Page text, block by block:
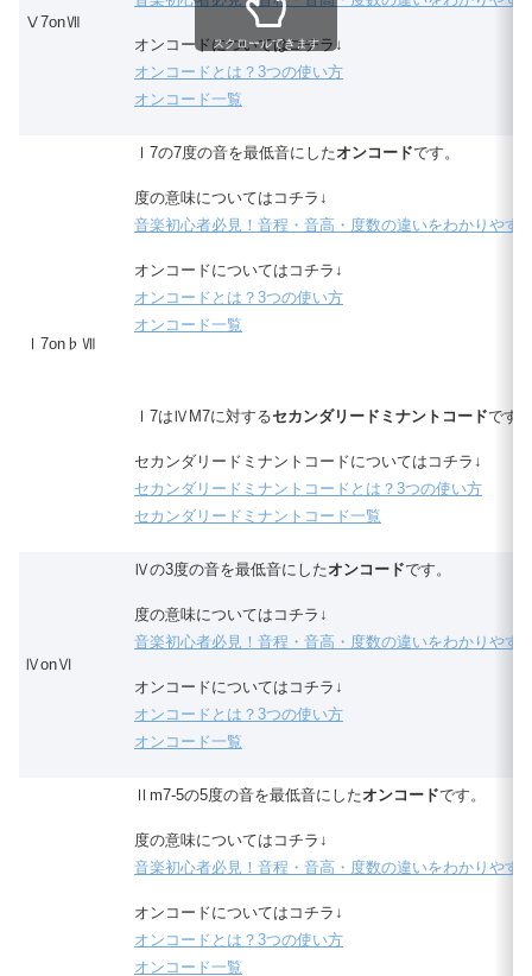
Ⅴ7onⅦ
オンコードについてはコチラ↓
オンコードとは？3つの使い方
オンコード一覧
Ⅰ7on♭Ⅶ
Ⅰ7の7度の音を最低音にしたオンコードです。
度の意味についてはコチラ↓
音楽初心者必見！音程・音高・度数の違いをわかりやす
オンコードについてはコチラ↓
オンコードとは？3つの使い方
オンコード一覧
Ⅰ7はⅣM7に対するセカンダリードミナントコードです
セカンダリードミナントコードについてはコチラ↓
セカンダリードミナントコードとは？3つの使い方
セカンダリードミナントコード一覧
ⅣonⅥ
Ⅳの3度の音を最低音にしたオンコードです。
度の意味についてはコチラ↓
音楽初心者必見！音程・音高・度数の違いをわかりやす
オンコードについてはコチラ↓
オンコードとは？3つの使い方
オンコード一覧
Ⅱm7-5の5度の音を最低音にしたオンコードです。
度の意味についてはコチラ↓
音楽初心者必見！音程・音高・度数の違いをわかりやす
オンコードについてはコチラ↓
オンコードとは？3つの使い方
オンコード一覧
スクロールできます